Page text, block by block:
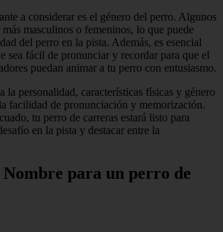
a considerar es el género del perro. Algunos
más masculinos o femeninos, lo que puede
del perro en la pista. Además, es esencial
sea fácil de pronunciar y recordar para que el
puedan animar a tu perro con entusiasmo.
la personalidad, características físicas y género
facilidad de pronunciación y memorización.
tu perro de carreras estará listo para
en la pista y destacar entre la
para un perro de